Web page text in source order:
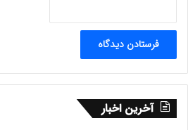
آخرین اخبار